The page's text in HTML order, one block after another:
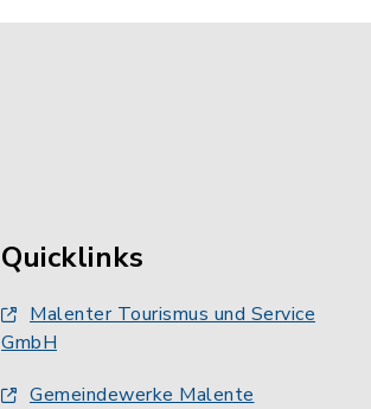
Quicklinks
Malenter Tourismus und Service
GmbH
Gemeindewerke Malente